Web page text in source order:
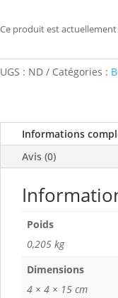
Ce produit est
UGS : ND Catégories :
Informations
Avis (0)
Poids
0,205 kg
Dimensions
4 × 4 × 15 cm